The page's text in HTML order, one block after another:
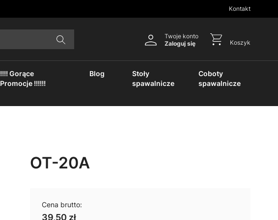
Kontakt
Twoje konto
Zaloguj się
Koszyk
!!!! Gorące
Promocje !!!!!!
Blog
Stoły
spawalnicze
Coboty
spawalnicze
OT-20A
Cena brutto:
39,50 zł